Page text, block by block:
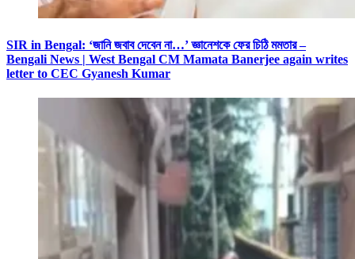
SIR in Bengal: ‘জানি জবাব দেবেন না…’ জ্ঞানেশকে ফের চিঠি মমতার –
Bengali News | West Bengal CM Mamata Banerjee again writes
letter to CEC Gyanesh Kumar